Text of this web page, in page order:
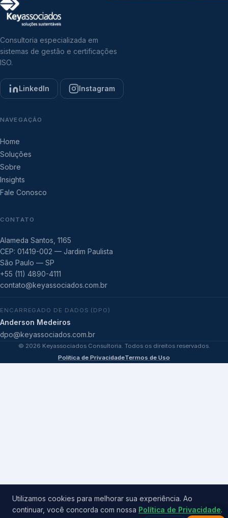
Consultoria especializada em
sistemas de gestão e certificações
ISO.
LinkedIn Instagram
NAVEGAÇÃO
Home
Soluções
Sobre
Insights
Fale Conosco
CONTATO
Alameda Santos, 1165
CEP: 01419-002 — Jardim Paulista
São Paulo — SP
+55 (11) 4890-4111
contato@keyassociados.com.br
ENCARREGADO DE DADOS (DPO)
Anderson Medeiros
dpo@keyassociados.com.br
© 2026 Keyassociados Consultoria. Todos os direitos reservados.
Política de PrivacidadeTermos de Uso
Utilizamos cookies para melhorar sua experiência. Ao
continuar, você concorda com nossa Política de Privacidade.